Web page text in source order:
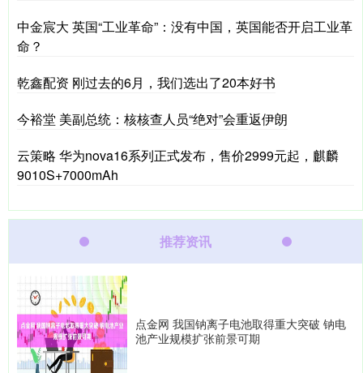
中金宸大 英国“工业革命”：没有中国，英国能否开启工业革
命？
乾鑫配资 刚过去的6月，我们选出了20本好书
今裕堂 美副总统：核核查人员“绝对”会重返伊朗
云策略 华为nova16系列正式发布，售价2999元起，麒麟
9010S+7000mAh
推荐资讯
点金网 我国钠离子电池取得重大突破 钠电
池产业规模扩张前景可期